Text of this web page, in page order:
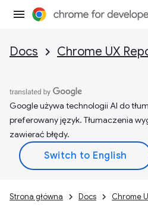
Docs Chrome UX
Google używa technologii AI do
preferowany język. Tłumaczenia
zawierać błędy.
Strona główna Docs Chrome